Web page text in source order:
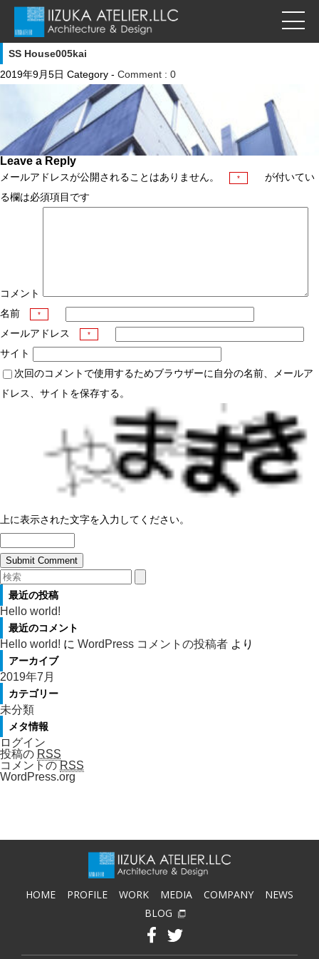
SS House005kai
2019年9月5日 Category - Comment : 0
Leave a Reply
メールアドレスが公開されることはありません。 *
が付いてい
る欄は必須項目です
コメント
名前
*
メールアドレス *
サイト
次回のコメントで使用するためブラウザーに自分の名前、メールア
ドレス、サイトを保存する。
上に表示された文字を入力してください。
最近の投稿
Hello world!
最近のコメント
Hello world! に WordPress コメントの投稿者 より
アーカイブ
2019年7月
カテゴリー
未分類
メタ情報
ログイン
投稿の RSS
コメントの RSS
WordPress.org
HOME PROFILE WORK MEDIA COMPANY
NEWS
BLOG